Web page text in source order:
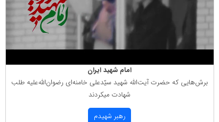
امام شهید ایران
برش‌هایی كه حضرت آیت‌الله شهید سیّدعلی خامنه‌ای رضوان‌الله‌علیه طلب
شهادت میكردند
رهبر شهیدم